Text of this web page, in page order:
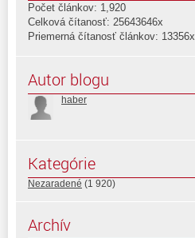
Počet článkov: 1,920
Celková čítanosť: 25643646x
Priemerná čítanosť článkov: 13356x
Autor blogu
haber
Kategórie
Nezaradené (1 920)
Archív